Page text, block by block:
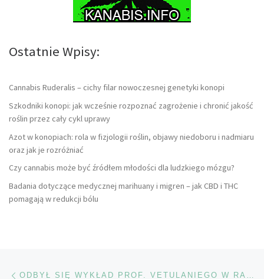
Ostatnie Wpisy:
Cannabis Ruderalis – cichy filar nowoczesnej genetyki konopi
Szkodniki konopi: jak wcześnie rozpoznać zagrożenie i chronić jakość
roślin przez cały cykl uprawy
Azot w konopiach: rola w fizjologii roślin, objawy niedoboru i nadmiaru
oraz jak je rozróżniać
Czy cannabis może być źródłem młodości dla ludzkiego mózgu?
Badania dotyczące medycznej marihuany i migren – jak CBD i THC
pomagają w redukcji bólu
Nawigacja wpisu ODBYŁ SIĘ WYKŁAD PROF. VETULANIEGO W RAMACH – MARIHUANA ZASTOSOWANIA MEDYCZNE